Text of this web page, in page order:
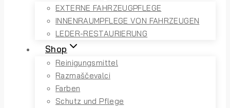
EXTERNE FAHRZEUGPFLEGE
INNENRAUMPFLEGE VON FAHRZEUGEN
LEDER-RESTAURIERUNG
Shop
Reinigungsmittel
Razmaščevalci
Farben
Schutz und Pflege